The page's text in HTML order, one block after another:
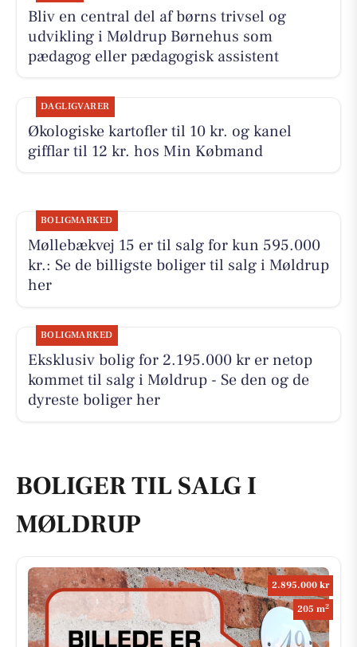
Bliv en central del af børns trivsel og
udvikling i Møldrup Børnehus som
pædagog eller pædagogisk assistent
DAGLIGVARER
Økologiske kartofler til 10 kr. og kanel
gifflar til 12 kr. hos Min Købmand
BOLIGMARKED
Møllebækvej 15 er til salg for kun 595.000
kr.: Se de billigste boliger til salg i Møldrup
her
BOLIGMARKED
Eksklusiv bolig for 2.195.000 kr er netop
kommet til salg i Møldrup - Se den og de
dyreste boliger her
BOLIGER TIL SALG I
MØLDRUP
2.895.000 kr
205 m2